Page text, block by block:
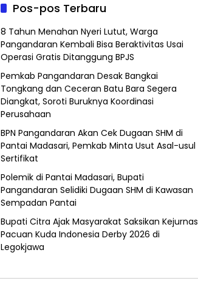
Pos-pos Terbaru
8 Tahun Menahan Nyeri Lutut, Warga
Pangandaran Kembali Bisa Beraktivitas Usai
Operasi Gratis Ditanggung BPJS
Pemkab Pangandaran Desak Bangkai
Tongkang dan Ceceran Batu Bara Segera
Diangkat, Soroti Buruknya Koordinasi
Perusahaan
BPN Pangandaran Akan Cek Dugaan SHM di
Pantai Madasari, Pemkab Minta Usut Asal-usul
Sertifikat
Polemik di Pantai Madasari, Bupati
Pangandaran Selidiki Dugaan SHM di Kawasan
Sempadan Pantai
Bupati Citra Ajak Masyarakat Saksikan Kejurnas
Pacuan Kuda Indonesia Derby 2026 di
Legokjawa